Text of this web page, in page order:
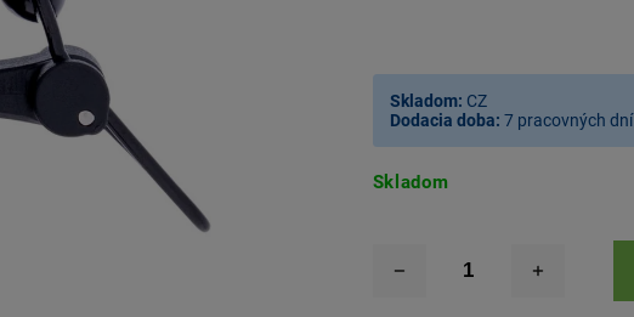
Skladom
Skladom: CZ
Dodacia doba: 7 pracovných dní